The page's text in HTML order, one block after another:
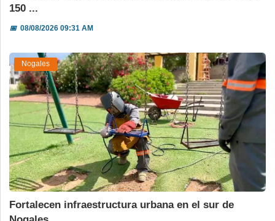
150 ...
📅08/08/2026 09:31 AM
Nogales
Fortalecen infraestructura urbana en el sur de